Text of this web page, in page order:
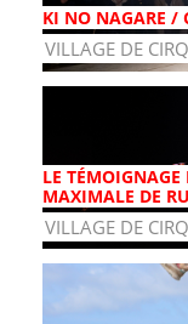
KI NO NAGARE /
VILLAGE DE
LE
MAXIMALE DE
VILLAGE DE